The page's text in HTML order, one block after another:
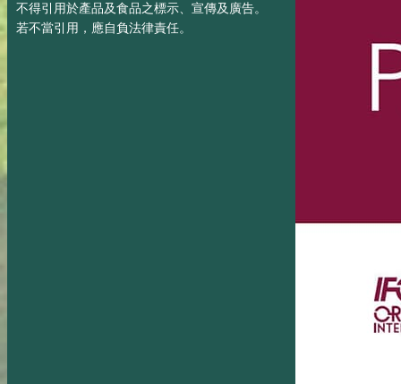
不得引用於產品及食品之標示、宣傳及廣告。
若不當引用，應自負法律責任。